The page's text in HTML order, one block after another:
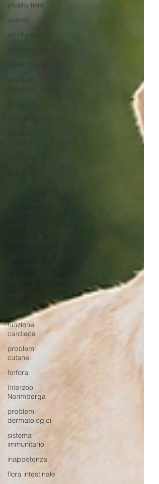
cruelty free
animali
stitichezza
problemi renali
problemi
gengivali
funzione
cardiaca
problemi
cutanei
forfora
Interzoo
Norimberga
problemi
dermatologici
sistema
immunitario
inappetenza
flora intestinale